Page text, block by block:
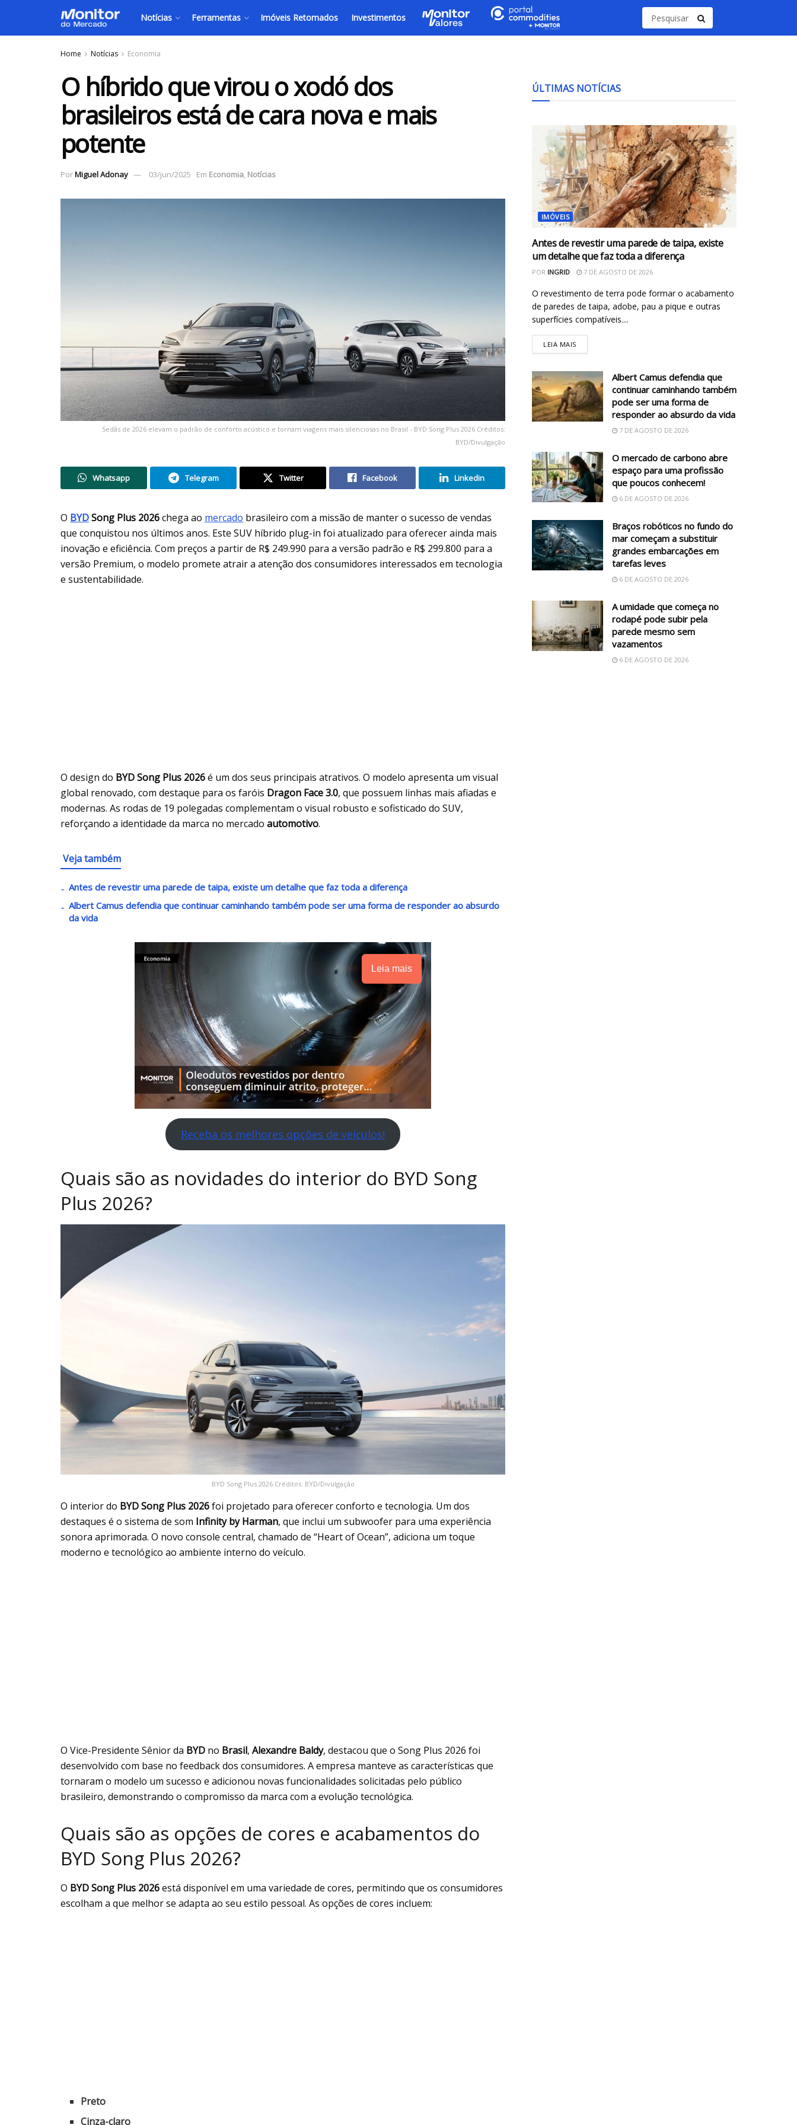
Notícias Ferramentas Imóveis Retomados Investimentos
Home Notícias Economia
O híbrido que virou o xodó dos
brasileiros está de cara nova e mais
potente
PorMiguel Adonay 03/jun/2025 Em Economia, Notícias
Sedãs de 2026 elevam o padrão de conforto acústico e tornam viagens mais silenciosas no Brasil - BYD Song Plus 2026 Créditos:
BYD/Divulgação
Whatsapp Telegram Twitter Facebook Linkedin
O BYDSong Plus 2026chega ao mercado brasileiro com a missão de manter o sucesso de vendas
que conquistou nos últimos anos. Este SUV híbrido plug-in foi atualizado para oferecer ainda mais
inovação e eficiência. Com preços a partir de R$ 249.990 para a versão padrão e R$ 299.800 para a
versão Premium, o modelo promete atrair a atenção dos consumidores interessados em tecnologia
e sustentabilidade.
O design do BYD Song Plus 2026é um dos seus principais atrativos. O modelo apresenta um visual
global renovado, com destaque para os faróis Dragon Face 3.0, que possuem linhas mais afiadas e
modernas. As rodas de 19 polegadas complementam o visual robusto e sofisticado do SUV,
reforçando a identidade da marca no mercado automotivo.
Veja também
Antes de revestir uma parede de taipa, existe um detalhe que faz toda a diferença
Albert Camus defendia que continuar caminhando também pode ser uma forma de responder ao absurdo
da vida
Leia mais
Receba os melhores opções de veículos!
Quais são as novidades do interior do BYD Song
Plus 2026?
BYD Song Plus 2026 Créditos: BYD/Divulgação
O interior do BYD Song Plus 2026foi projetado para oferecer conforto e tecnologia. Um dos
destaques é o sistema de som Infinity by Harman, que inclui um subwoofer para uma experiência
sonora aprimorada. O novo console central, chamado de “Heart of Ocean”, adiciona um toque
moderno e tecnológico ao ambiente interno do veículo.
O Vice-Presidente Sênior da BYD no Brasil, Alexandre Baldy, destacou que o Song Plus 2026 foi
desenvolvido com base no feedback dos consumidores. A empresa manteve as características que
tornaram o modelo um sucesso e adicionou novas funcionalidades solicitadas pelo público
brasileiro, demonstrando o compromisso da marca com a evolução tecnológica.
Quais são as opções de cores e acabamentos do
BYD Song Plus 2026?
O BYD Song Plus 2026está disponível em uma variedade de cores, permitindo que os consumidores
escolham a que melhor se adapta ao seu estilo pessoal. As opções de cores incluem:
Preto
Cinza-claro
ÚLTIMAS NOTÍCIAS
IMÓVEIS
Antes de revestir uma parede de taipa, existe
um detalhe que faz toda a diferença
POR INGRID 7 DE AGOSTO DE 2026
O revestimento de terra pode formar o acabamento
de paredes de taipa, adobe, pau a pique e outras
superfícies compatíveis....
LEIA MAIS
Albert Camus defendia que
continuar caminhando também
pode ser uma forma de
responder ao absurdo da vida
7 DE AGOSTO DE 2026
O mercado de carbono abre
espaço para uma profissão
que poucos conhecem!
6 DE AGOSTO DE 2026
Braços robóticos no fundo do
mar começam a substituir
grandes embarcações em
tarefas leves
6 DE AGOSTO DE 2026
A umidade que começa no
rodapé pode subir pela
parede mesmo sem
vazamentos
6 DE AGOSTO DE 2026